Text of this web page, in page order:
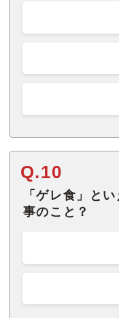
Q.10
「ゲレ食」と
事のこと？